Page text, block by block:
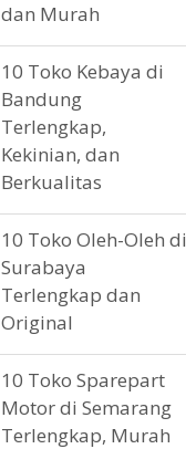
dan Murah
10 Toko Kebaya di
Bandung
Terlengkap,
Kekinian, dan
Berkualitas
10 Toko Oleh-Oleh di
Surabaya
Terlengkap dan
Original
10 Toko Sparepart
Motor di Semarang
Terlengkap, Murah